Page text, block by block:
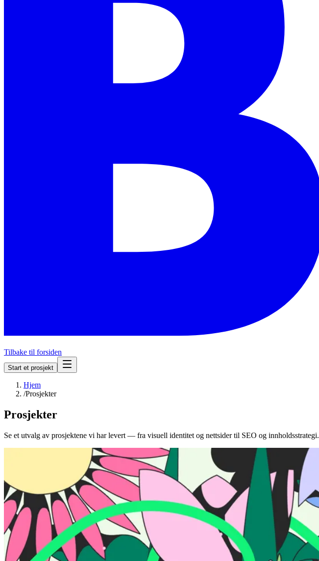
Tilbake til forsiden
Start et prosjekt
Hjem
/Prosjekter
Prosjekter
Se et utvalg av prosjektene vi har levert — fra visuell identitet og nettsider til SEO og innholdsstrategi.